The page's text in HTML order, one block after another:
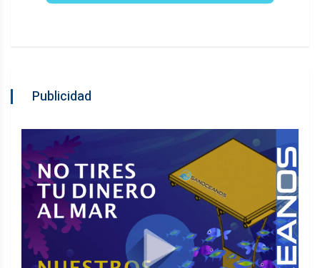
Publicidad